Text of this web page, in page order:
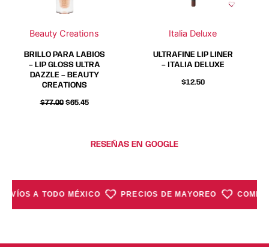
Beauty Creations
opciones
pueden
elegir
en
la
de
BRILLO PARA LABIOS
– LIP GLOSS ULTRA
DAZZLE – BEAUTY
CREATIONS
$77.00 $65.45
pueden
elegir
en
la
de
Italia Deluxe
opciones
pueden
elegir
en
la
ULTRAFINE LIP LINER
– ITALIA DELUXE
$12.50
opciones
pueden
elegir
en
la
RESEÑAS EN GOOGLE
A TODO MÉXICO PRECIOS DE MAYOREO